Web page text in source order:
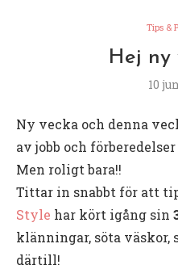
Tips &
Hej ny
10
Ny vecka och denna
av jobb och
Men roligt bara!!
Tittar in snabbt för att
Style har kört igång sin
klänningar, söta väskor,
därtill!